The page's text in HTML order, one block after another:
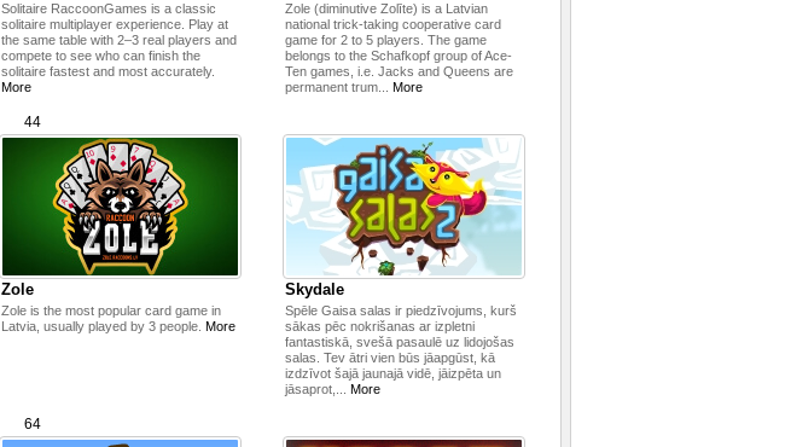
Solitaire RaccoonGames is a classic
solitaire multiplayer experience. Play at
the same table with 2–3 real players and
compete to see who can finish the
solitaire fastest and most accurately.
More
Zole (diminutive Zolīte) is a Latvian
national trick-taking cooperative card
game for 2 to 5 players. The game
belongs to the Schafkopf group of Ace-
Ten games, i.e. Jacks and Queens are
permanent trum... More
Zole
44
Zole is the most popular card game in
Latvia, usually played by 3 people. More
Skydale
Spēle Gaisa salas ir piedzīvojums, kurš
sākas pēc nokrišanas ar izpletni
fantastiskā, svešā pasaulē uz lidojošas
salas. Tev ātri vien būs jāapgūst, kā
izdzīvot šajā jaunajā vidē, jāizpēta un
jāsaprot,... More
64